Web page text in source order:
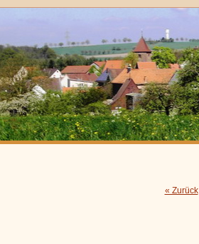
« Zurück